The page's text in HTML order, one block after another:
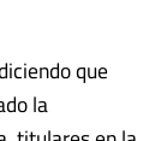
que
la